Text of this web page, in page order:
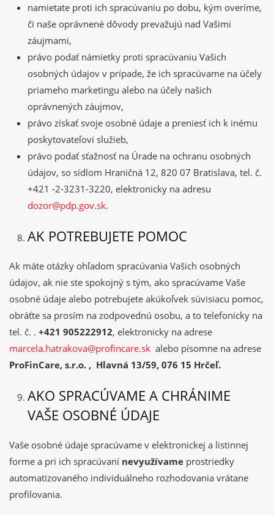
namietate proti ich spracúvaniu po dobu, kým overíme,
či naše oprávnené dôvody prevažujú nad Vašimi
záujmami,
právo podať námietky proti spracúvaniu Vašich
osobných údajov v prípade, že ich spracúvame na účely
priameho marketingu alebo na účely našich
oprávnených záujmov,
právo získať svoje osobné údaje a preniesť ich k inému
poskytovateľovi služieb,
právo podať sťažnosť na Úrade na ochranu osobných
údajov, so sídlom Hraničná 12, 820 07 Bratislava, tel. č.
+421 -2-3231-3220, elektronicky na adresu
dozor@pdp.gov.sk.
AK POTREBUJETE POMOC
Ak máte otázky ohľadom spracúvania Vašich osobných
údajov, ak nie ste spokojný s tým, ako spracúvame Vaše
osobné údaje alebo potrebujete akúkoľvek súvisiacu pomoc,
obráťte sa prosím na zodpovednú osobu, a to telefonicky na
tel. č. . +421 905222912, elektronicky na adrese
marcela.hatrakova@profincare.sk alebo písomne na adrese
ProFinCare, s.r.o. , Hlavná 13/59, 076 15 Hrčeľ.
AKO SPRACÚVAME A CHRÁNIME
VAŠE OSOBNÉ ÚDAJE
Vaše osobné údaje spracúvame v elektronickej a listinnej
forme a pri ich spracúvaní nevyužívame prostriedky
automatizovaného individuálneho rozhodovania vrátane
profilovania.